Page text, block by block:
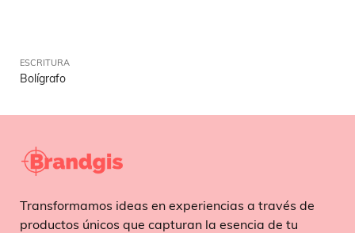
ESCRITURA
Bolígrafo
Transformamos ideas en experiencias a través de
productos únicos que capturan la esencia de tu